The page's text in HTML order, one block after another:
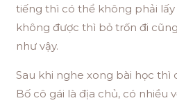
tiếng thì có thể không phải
không được thì bỏ trốn đi
như vậy.
Sau khi nghe xong bài học thì
Bố cô gái là địa chủ, có nhiều